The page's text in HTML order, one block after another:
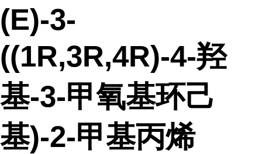
(E)-3-
((1R,3R,4R)-4-羟
基-3-甲氧基环己
基)-2-甲基丙烯